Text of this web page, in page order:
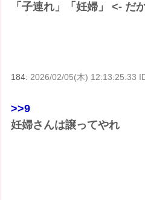
「子連れ」「妊婦」 <- だ
184:2026/02/05(木) 12:13:25.33
>>9
妊婦さんは譲ってやれ